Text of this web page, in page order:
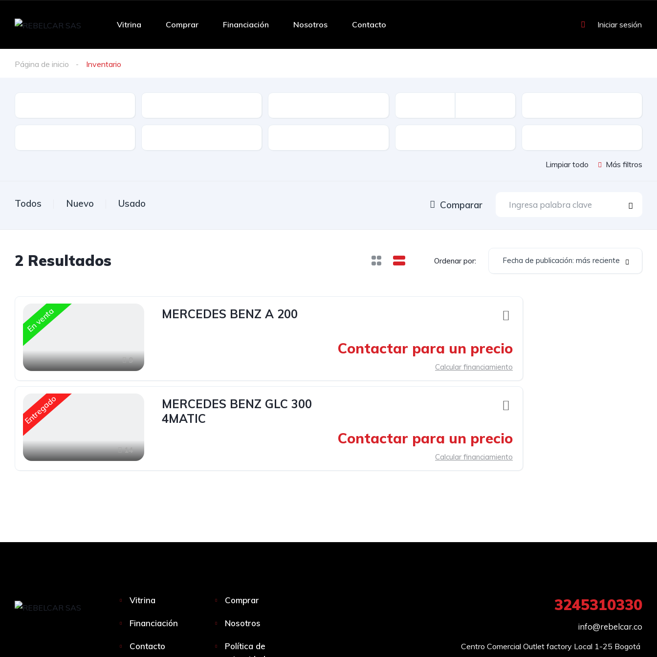
Vitrina Comprar Financiación Nosotros Contacto Iniciar sesión
Página de inicio Inventario
Limpiar todo Más filtros
Todos Nuevo Usado Comparar
2 Resultados Ordenar por: Fecha de publicación: más reciente
En venta
9
MERCEDES BENZ A 200
Contactar para un precio
Calcular financiamiento
Entregado
14
MERCEDES BENZ GLC 300
4MATIC
Contactar para un precio
Calcular financiamiento
Vitrina Comprar
Financiación Nosotros
Contacto
Política de
3245310330
info@rebelcar.co
Centro Comercial Outlet factory Local 1-25 Bogotá